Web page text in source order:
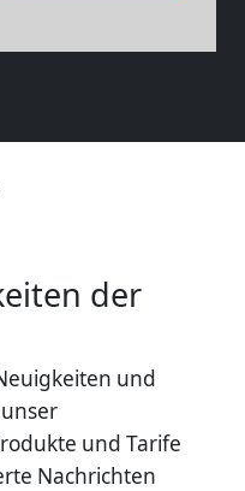
der
und
und Tarife
Nachrichten